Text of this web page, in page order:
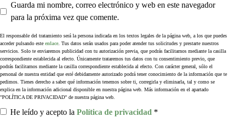
Guarda mi nombre, correo electrónico y web en este navegador
para la próxima vez que comente.
El responsable del tratamiento será la persona indicada en los textos legales de la página web, a los que puedes
acceder pulsando este enlace. Tus datos serán usados para poder atender tus solicitudes y prestarte nuestros
servicios. Solo te enviaremos publicidad con tu autorización previa, que podrás facilitarnos mediante la casilla
correspondiente establecida al efecto. Únicamente trataremos tus datos con tu consentimiento previo, que
podrás facilitarnos mediante la casilla correspondiente establecida al efecto. Con carácter general, sólo el
personal de nuestra entidad que esté debidamente autorizado podrá tener conocimiento de la información que te
pedimos. Tienes derecho a saber qué información tenemos sobre ti, corregirla y eliminarla, tal y como se
explica en la información adicional disponible en nuestra página web. Más información en el apartado
"POLÍTICA DE PRIVACIDAD" de nuestra página web.
He leído y acepto la Política de privacidad *